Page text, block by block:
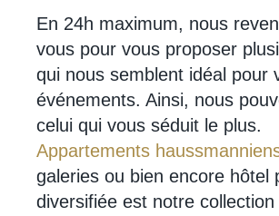
En 24h maximum, nous
vous pour vous proposer
qui nous semblent idéal pour
événements. Ainsi, nous
celui qui vous séduit le plus.
Appartements
galeries ou bien encore hôtel
diversifiée est notre